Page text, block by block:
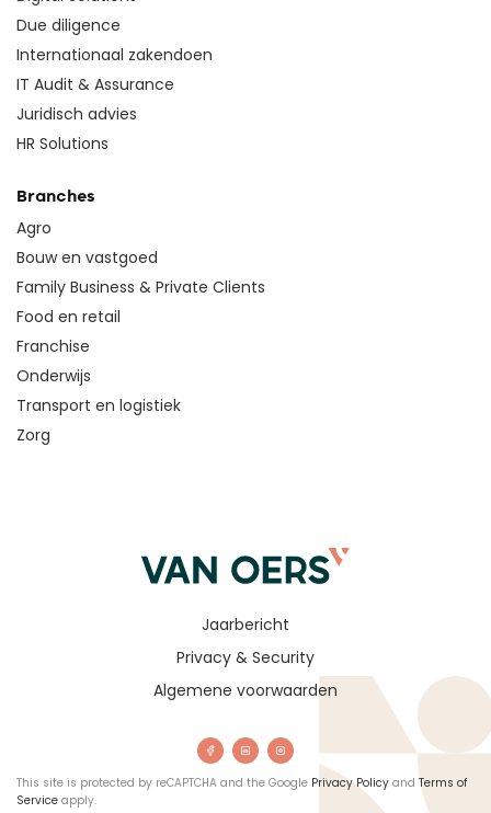
Due diligence
Internationaal zakendoen
IT Audit & Assurance
Juridisch advies
HR Solutions
Branches
Agro
Bouw en vastgoed
Family Business & Private Clients
Food en retail
Franchise
Onderwijs
Transport en logistiek
Zorg
Algemene voorwaarden
Privacy & Security
Jaarbericht
This site is protected by reCAPTCHA and the Google Privacy Policy and Terms of
Service apply.